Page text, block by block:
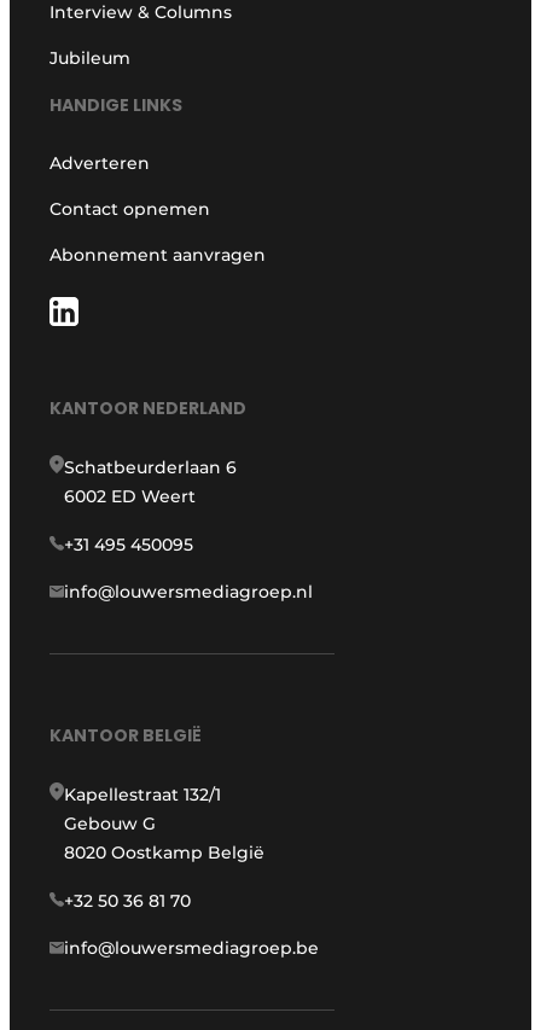
Interview & Columns
Jubileum
HANDIGE LINKS
Adverteren
Contact opnemen
Abonnement aanvragen
KANTOOR NEDERLAND
Schatbeurderlaan 6
6002 ED Weert
+31 495 450095
info@louwersmediagroep.nl
KANTOOR BELGIË
Kapellestraat 132/1
Gebouw G
8020 Oostkamp België
+32 50 36 81 70
info@louwersmediagroep.be